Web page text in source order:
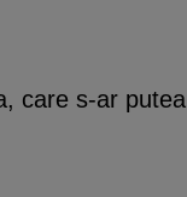
care s-ar putea